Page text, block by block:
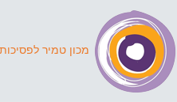
מכון טמיר